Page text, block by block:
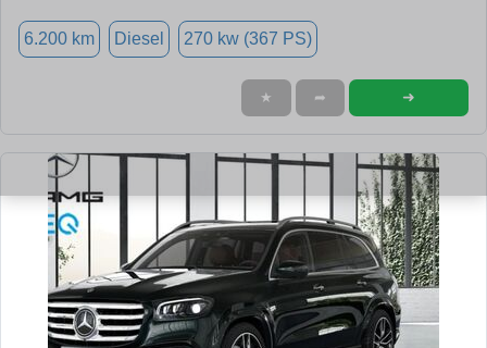
6.200 km Diesel 270 kw (367 PS)
★ ➦ ➜